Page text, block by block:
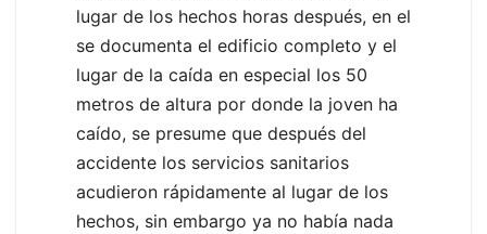
lugar de los hechos horas después, en el
se documenta el edificio completo y el
lugar de la caída en especial los 50
metros de altura por donde la joven ha
caído, se presume que después del
accidente los servicios sanitarios
acudieron rápidamente al lugar de los
hechos, sin embargo ya no había nada